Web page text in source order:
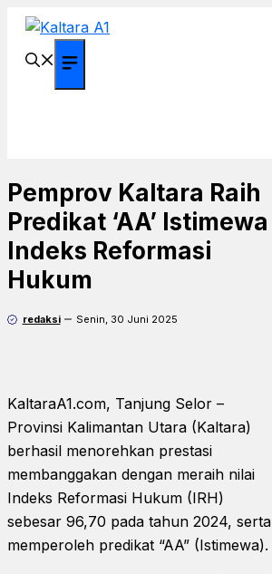
Langsung
Pemprov Kaltara Raih
Predikat ‘AA’ Istimewa
Indeks Reformasi
Hukum
redaksi Senin, 30 Juni 2025
KaltaraA1.com, Tanjung Selor –
Provinsi Kalimantan Utara (Kaltara)
berhasil menorehkan prestasi
membanggakan dengan meraih nilai
Indeks Reformasi Hukum (IRH)
sebesar 96,70 pada tahun 2024, serta
memperoleh predikat “AA” (Istimewa).